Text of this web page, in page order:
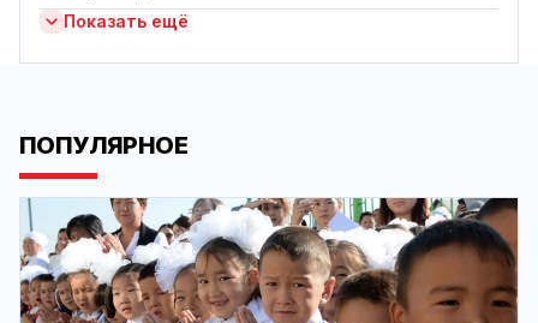
Показать ещё
ПОПУЛЯРНОЕ